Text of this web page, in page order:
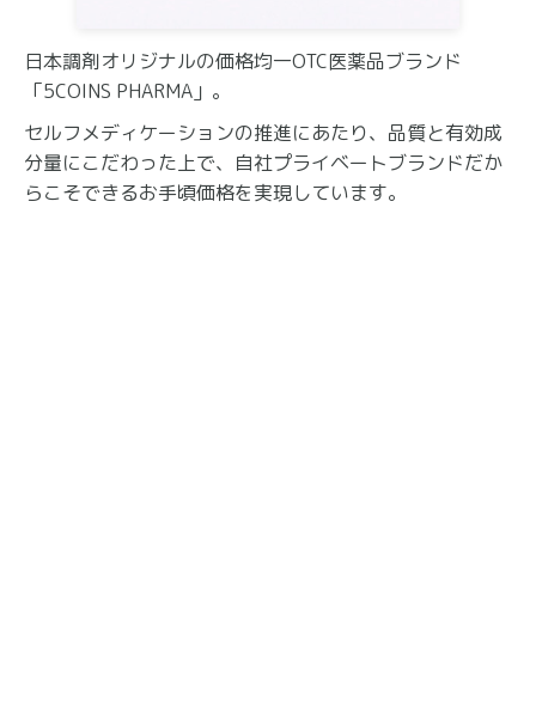
日本調剤オリジナルの価格均一OTC医薬品ブランド
「5COINS PHARMA」。
セルフメディケーションの推進にあたり、品質と有効成
分量にこだわった上で、自社プライベートブランドだか
らこそできるお手頃価格を実現しています。